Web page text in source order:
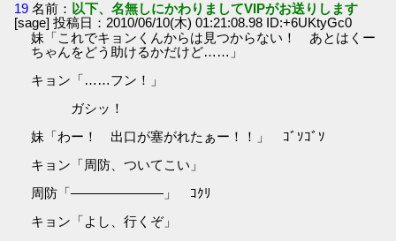
19 名前： 以下、名無しにかわりましてVIPがお送りします
[sage] 投稿日：2010/06/10(木) 01:21:08.98 ID:+6UKtyGc0
妹「これでキョンくんからは見つからない！ あとはくー
ちゃんをどう助けるかだけど……」
キョン「……フン！」
ガシッ！
妹「わー！ 出口が塞がれたぁー！！」 ｺﾞｿｺﾞｿ
キョン「周防、ついてこい」
周防「―――――――」 ｺｸﾘ
キョン「よし、行くぞ」